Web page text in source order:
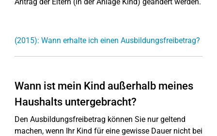
(2015): Wann erhalte ich einen Ausbildungsfreibetrag?
Wann ist mein Kind außerhalb meines
Haushalts untergebracht?
Den Ausbildungsfreibetrag können Sie nur geltend
machen, wenn Ihr Kind für eine gewisse Dauer nicht bei